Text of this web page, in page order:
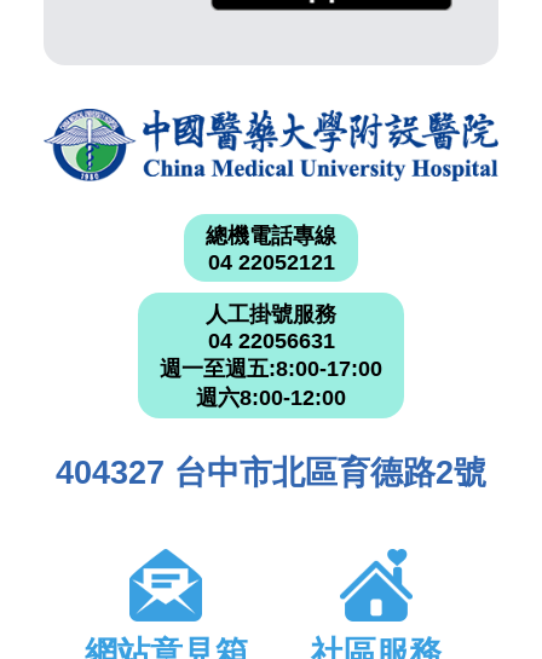
總機電話專線
04 22052121
人工掛號服務
04 22056631
週一至週五:8:00-17:00
週六8:00-12:00
404327 台中市北區育德路2號